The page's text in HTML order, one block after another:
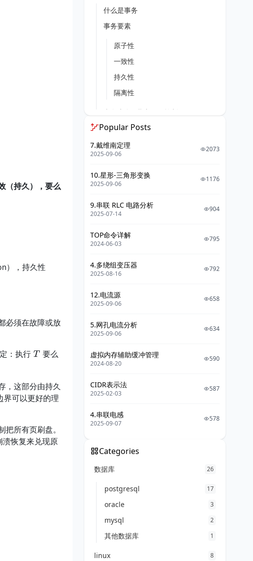
（持久），要么
），持久性
必须在故障或放
：执行T
T要么
，这部分由持久
界可以更好的理
所有页刷盘。
溃恢复来兑现原
什么是事务
事务要素
原子性
一致性
持久性
隔离性
事务生命周期与SQL控制
事务边界
状态机
错误模型
S/X锁是什么
意向锁
锁的生命周期与转换
P3 幻读(Read Phantom)
A5A 读偏序（Read Skew）
Popular Posts
7.戴维南定理
2025-09-06
2073
10.星形-三角形变换
2025-09-06
1176
9.串联 RLC 电路分析
2025-07-14
904
TOP命令详解
2024-06-03
795
4.多绕组变压器
2025-08-16
792
12.电流源
2025-09-06
658
5.网孔电流分析
2025-09-06
634
虚拟内存辅助缓冲管理
2024-08-20
590
CIDR表示法
2025-02-03
587
4.串联电感
2025-09-07
578
Categories
数据库 26
postgresql 17
oracle 3
mysql 2
其他数据库 1
linux 8